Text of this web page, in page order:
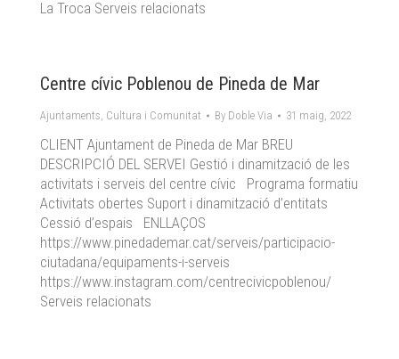
La Troca Serveis relacionats
Centre cívic Poblenou de Pineda de Mar
Ajuntaments, Cultura i Comunitat By Doble Via 31 maig, 2022
CLIENT Ajuntament de Pineda de Mar BREU
DESCRIPCIÓ DEL SERVEI Gestió i dinamització de les
activitats i serveis del centre cívic Programa formatiu
Activitats obertes Suport i dinamització d’entitats
Cessió d’espais ENLLAÇOS
https://www.pinedademar.cat/serveis/participacio-
ciutadana/equipaments-i-serveis
https://www.instagram.com/centrecivicpoblenou/
Serveis relacionats